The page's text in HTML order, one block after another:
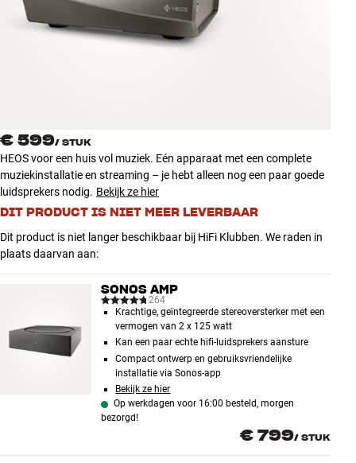
NIEUW
AANBIEDINGEN
Winkels
Klantenservice
Inloggen
€ 599/ STUK
HEOS voor een huis vol muziek. Eén apparaat met een complete
muziekinstallatie en streaming – je hebt alleen nog een paar goede
luidsprekers nodig. Bekijk ze hier
DIT PRODUCT IS NIET MEER LEVERBAAR
Dit product is niet langer beschikbaar bij HiFi Klubben. We raden in
plaats daarvan aan:
SONOS AMP
264
Krachtige, geïntegreerde stereoversterker met een
vermogen van 2 x 125 watt
Kan een paar echte hifi-luidsprekers aansture
Compact ontwerp en gebruiksvriendelijke
installatie via Sonos-app
Bekijk ze hier
Op werkdagen voor 16:00 besteld, morgen
bezorgd!
€ 799/ STUK